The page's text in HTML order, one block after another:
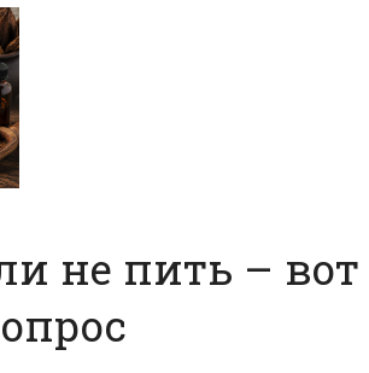
не пить – вот